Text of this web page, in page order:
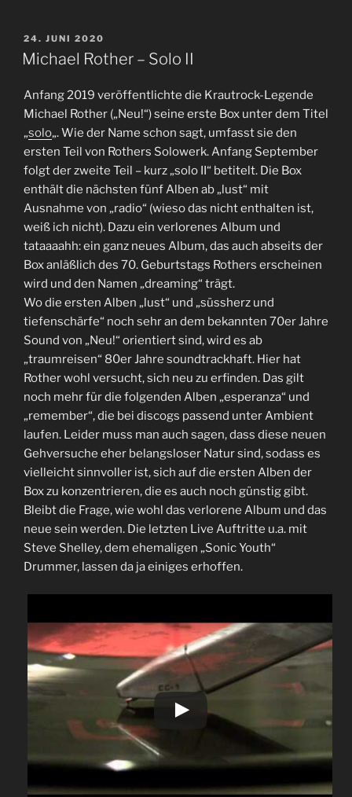
VERÖFFENTLICHT
AM
24. JUNI 2020
Michael Rother – Solo II
Anfang 2019 veröffentlichte die Krautrock-Legende
Michael Rother („Neu!“) seine erste Box unter dem Titel
„solo„. Wie der Name schon sagt, umfasst sie den
ersten Teil von Rothers Solowerk. Anfang September
folgt der zweite Teil – kurz „solo II“ betitelt. Die Box
enthält die nächsten fünf Alben ab „lust“ mit
Ausnahme von „radio“ (wieso das nicht enthalten ist,
weiß ich nicht). Dazu ein verlorenes Album und
tataaaahh: ein ganz neues Album, das auch abseits der
Box anläßlich des 70. Geburtstags Rothers erscheinen
wird und den Namen „dreaming“ trägt.
Wo die ersten Alben „lust“ und „süssherz und
tiefenschärfe“ noch sehr an dem bekannten 70er Jahre
Sound von „Neu!“ orientiert sind, wird es ab
„traumreisen“ 80er Jahre soundtrackhaft. Hier hat
Rother wohl versucht, sich neu zu erfinden. Das gilt
noch mehr für die folgenden Alben „esperanza“ und
„remember“, die bei discogs passend unter Ambient
laufen. Leider muss man auch sagen, dass diese neuen
Gehversuche eher belangsloser Natur sind, sodass es
vielleicht sinnvoller ist, sich auf die ersten Alben der
Box zu konzentrieren, die es auch noch günstig gibt.
Bleibt die Frage, wie wohl das verlorene Album und das
neue sein werden. Die letzten Live Auftritte u.a. mit
Steve Shelley, dem ehemaligen „Sonic Youth“
Drummer, lassen da ja einiges erhoffen.